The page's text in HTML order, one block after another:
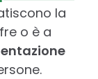
la
o è a